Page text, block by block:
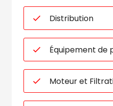
Distribution
Équipement de
Moteur et